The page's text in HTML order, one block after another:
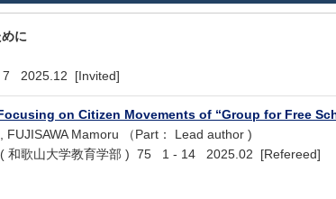
に
7 2025.12 [Invited]
on Citizen Movements of “Group for Free
FUJISAWA Mamoru （Part： Lead author )
( 和歌山大学教育学部 ) 75 1 - 14 2025.02 [Refereed]